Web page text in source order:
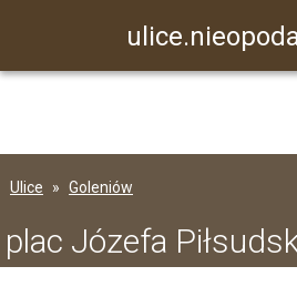
Ulice Goleniów
plac Józefa